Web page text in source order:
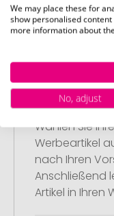
Schritt 1:
Wählen Sie
Werbeartikel
nach Ihren
Anschließend
Artikel in Ihren
We may place these for
show personalised
more information about
No, adjust